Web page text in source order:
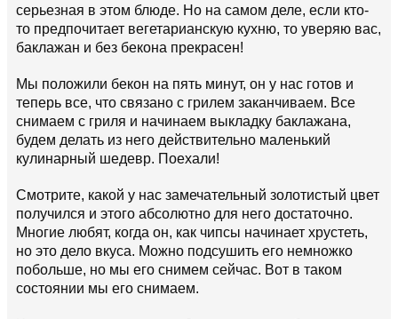
серьезная в этом блюде. Но на самом деле, если кто-
то предпочитает вегетарианскую кухню, то уверяю вас,
баклажан и без бекона прекрасен!
Мы положили бекон на пять минут, он у нас готов и
теперь все, что связано с грилем заканчиваем. Все
снимаем с гриля и начинаем выкладку баклажана,
будем делать из него действительно маленький
кулинарный шедевр. Поехали!
Смотрите, какой у нас замечательный золотистый цвет
получился и этого абсолютно для него достаточно.
Многие любят, когда он, как чипсы начинает хрустеть,
но это дело вкуса. Можно подсушить его немножко
побольше, но мы его снимем сейчас. Вот в таком
состоянии мы его снимаем.